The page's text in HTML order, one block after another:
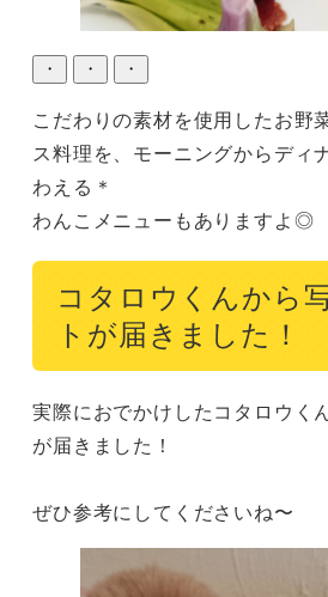
・ ・ ・
こだわりの素材を使用したお野
ス料理を、モーニングからディ
わえる＊
わんこメニューもありますよ◎
コタロウくんから
トが届きました！
実際におでかけしたコタロウく
が届きました！
ぜひ参考にしてくださいね〜